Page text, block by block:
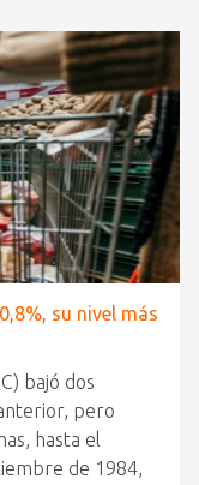
su nivel más
bajó dos
pero
hasta el
de 1984,